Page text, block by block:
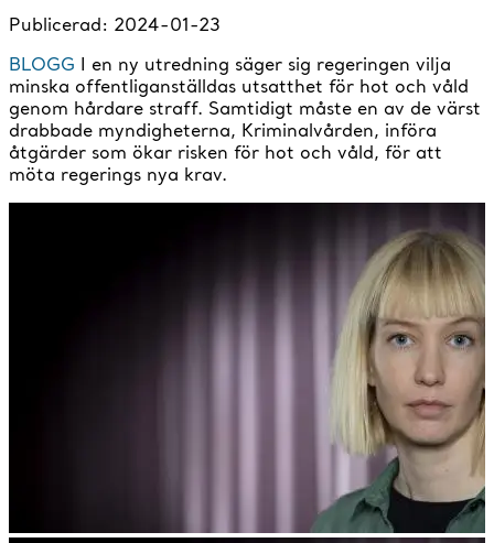
Publicerad: 2024-01-23
BLOGG I en ny utredning säger sig regeringen vilja
minska offentliganställdas utsatthet för hot och våld
genom hårdare straff. Samtidigt måste en av de värst
drabbade myndigheterna, Kriminalvården, införa
åtgärder som ökar risken för hot och våld, för att
möta regerings nya krav.